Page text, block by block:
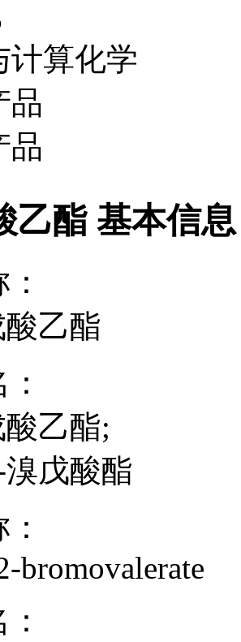
计算化学
品
品
乙酯 基本信息
乙酯
乙酯;
戊酸酯
bromovalerate